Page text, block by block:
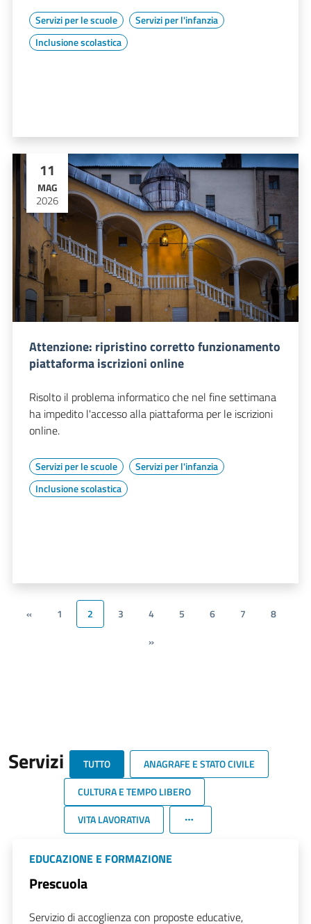
Servizi per le scuole
Servizi per l'infanzia
Inclusione scolastica
11
MAG
2026
Attenzione: ripristino corretto funzionamento
piattaforma iscrizioni online
Risolto il problema informatico che nel fine settimana
ha impedito l'accesso alla piattaforma per le iscrizioni
online.
Servizi per le scuole
Servizi per l'infanzia
Inclusione scolastica
« 1 2 3 4 5 6 7
8
»
Servizi TUTTO
ANAGRAFE E STATO CIVILE
CULTURA E TEMPO LIBERO
VITA LAVORATIVA
EDUCAZIONE E FORMAZIONE
Prescuola
Servizio di accoglienza con proposte educative,